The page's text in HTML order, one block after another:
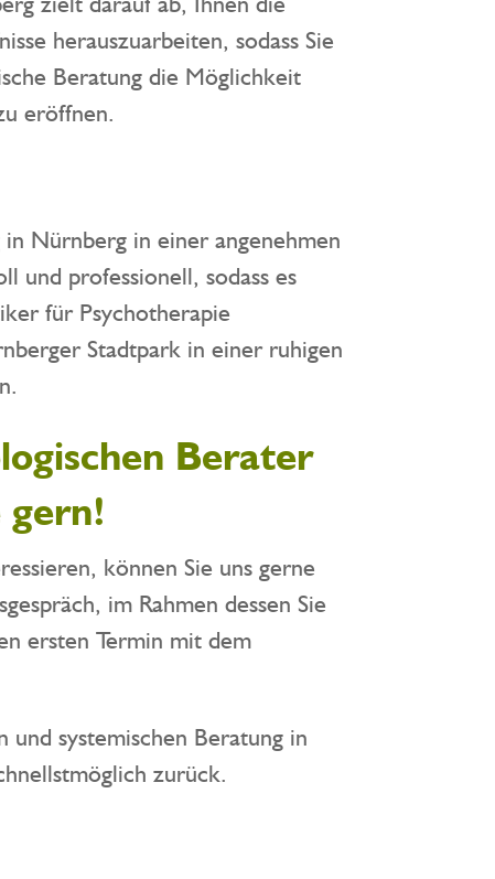
herauszuarbeiten, sodass Sie
Beratung die Möglichkeit
eröffnen.
Nürnberg in einer angenehmen
und professionell, sodass es
für Psychotherapie
Stadtpark in einer ruhigen
Berater
können Sie uns gerne
im Rahmen dessen Sie
ersten Termin mit dem
systemischen Beratung in
zurück.